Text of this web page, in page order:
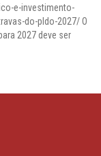
e-investimento-
do-pldo-2027/ O
2027 deve ser